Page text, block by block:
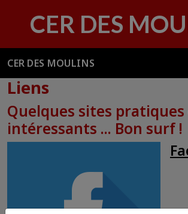
CER DES
CER DES MOULINS
Liens
Quelques sites pratiques
intéressants ... Bon surf !